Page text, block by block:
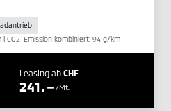
CO2-Emission kombiniert: 94 g/km
Leasing ab CHF
241.– /Mt.